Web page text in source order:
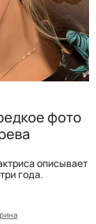
фото
описывает
года.